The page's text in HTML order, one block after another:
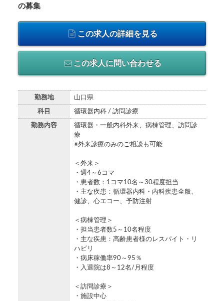
の募集
この求人の詳細を見る
この求人に問い合わせる
勤務地 山口県
科目 循環器内科 / 訪問診療
勤務内容
循環器・一般内科外来、病棟管理、訪問診
療
※外来診療のみのご相談も可能
＜外来＞
・週4～6コマ
・患者数：1コマ10名～30程度担当
・主な疾患：循環器内科・内科疾患全般、
健診、心エコー、予防注射
＜病棟管理＞
・担当患者数5～10名程度
・主な疾患：高齢患者様のレスパイト・リ
ハビリ
・病床稼働率90～95％
・入退院は8～12名/月程度
＜訪問診療＞
・施設中心